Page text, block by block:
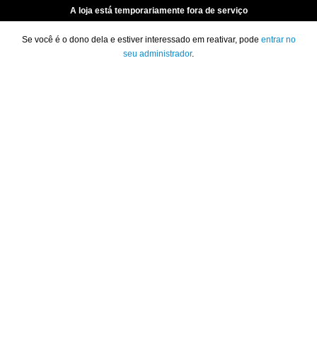
A loja está temporariamente fora de serviço
Se você é o dono dela e estiver interessado em reativar, pode entrar no
seu administrador.